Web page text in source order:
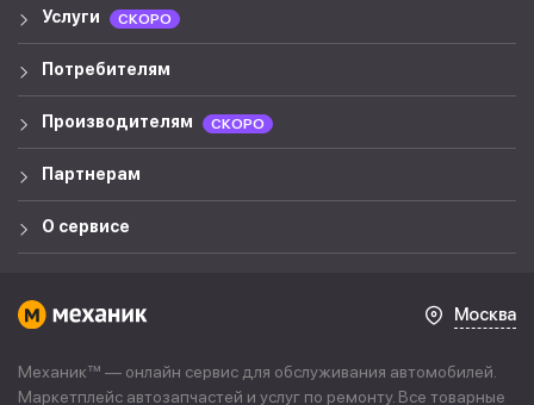
Услуги СКОРО
Потребителям
Производителям СКОРО
Партнерам
О сервисе
Москва
Механик™ — онлайн сервис для обслуживания автомобилей.
Маркетплейс автозапчастей и услуг по ремонту. Все товарные